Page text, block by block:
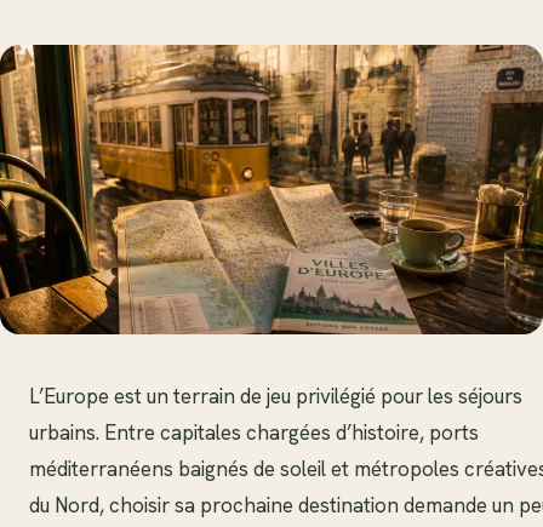
L’Europe est un terrain de jeu privilégié pour les séjours
urbains. Entre capitales chargées d’histoire, ports
méditerranéens baignés de soleil et métropoles
du Nord, choisir sa prochaine destination demande un